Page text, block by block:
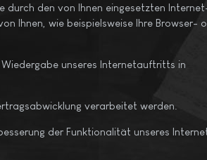
den von Ihnen eingesetzten
Ihnen, wie beispielsweise Ihre Browser-
unseres Internetauftritts in
verarbeitet werden.
der Funktionalität unseres